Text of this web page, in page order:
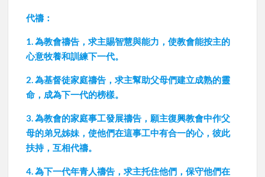
代禱：
1. 為教會禱告，求主賜智慧與能力，使教會能按主的
心意牧養和訓練下一代。
2. 為基督徒家庭禱告，求主幫助父母們建立成熟的靈
命，成為下一代的榜樣。
3. 為教會的家庭事工發展禱告，願主復興教會中作父
母的弟兄姊妹，使他們在這事工中有合一的心，彼此
扶持，互相代禱。
4. 為下一代年青人禱告，求主托住他們，保守他們在